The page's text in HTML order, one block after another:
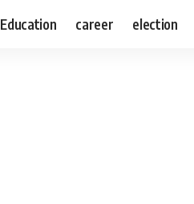
Education career election